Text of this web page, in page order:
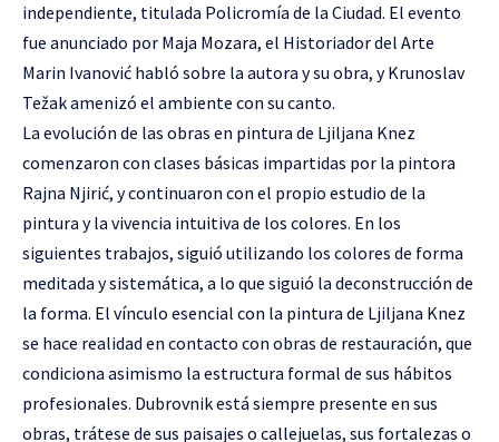
independiente, titulada Policromía de la Ciudad. El evento
fue anunciado por Maja Mozara, el Historiador del Arte
Marin Ivanović habló sobre la autora y su obra, y Krunoslav
Težak amenizó el ambiente con su canto.
La evolución de las obras en pintura de Ljiljana Knez
comenzaron con clases básicas impartidas por la pintora
Rajna Njirić, y continuaron con el propio estudio de la
pintura y la vivencia intuitiva de los colores. En los
siguientes trabajos, siguió utilizando los colores de forma
meditada y sistemática, a lo que siguió la deconstrucción de
la forma. El vínculo esencial con la pintura de Ljiljana Knez
se hace realidad en contacto con obras de restauración, que
condiciona asimismo la estructura formal de sus hábitos
profesionales. Dubrovnik está siempre presente en sus
obras, trátese de sus paisajes o callejuelas, sus fortalezas o